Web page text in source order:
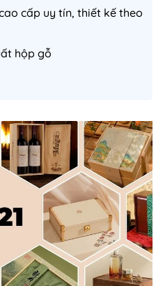
cấp uy tín, thiết kế theo
hộp gỗ